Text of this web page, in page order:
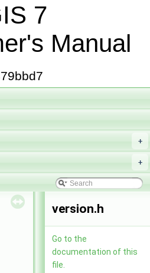
7
Manual
+
+
version.h
Go to the
documentation of this
file.